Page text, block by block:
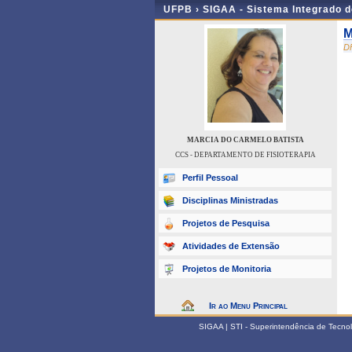
UFPB › SIGAA - Sistema Integrado
MARCIA DO CARMELO BATISTA
CCS - DEPARTAMENTO DE FISIOTERAPIA
Perfil Pessoal
Disciplinas Ministradas
Projetos de Pesquisa
Atividades de Extensão
Projetos de Monitoria
Ir ao Menu Principal
SIGAA | STI - Superintendência de